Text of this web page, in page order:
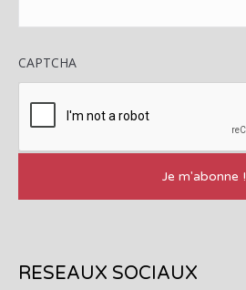
CAPTCHA
RESEAUX SOCIAUX